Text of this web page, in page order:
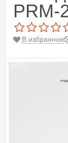
PRM-
В избранное